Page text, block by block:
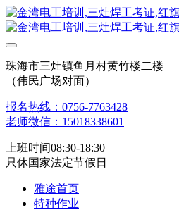
珠海市三灶镇鱼月村黄竹楼二楼
（伟民广场对面）
报名热线：0756-7763428
老师微信：15018338601
上班时间08:30-18:30
只休国家法定节假日
雅途首页
特种作业